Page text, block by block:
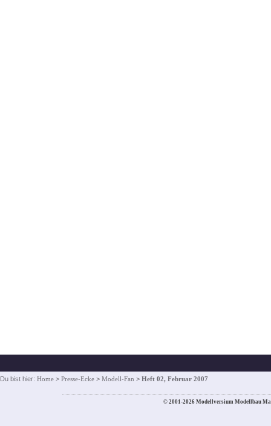
Du bist hier: Home > Presse-Ecke > Modell-Fan > Heft 02, Februar 2007
© 2001-2026 Modellversium Modellbau